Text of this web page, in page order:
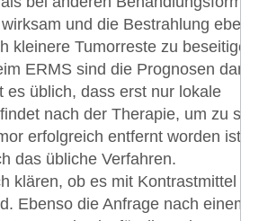
und die Bestrahlung
kleinere Tumorreste zu
ERMS sind die Prognosen dann
es üblich, dass erst nur lokale
nach der Therapie, um zu
erfolgreich entfernt worden ist.
das übliche Verfahren.
klären, ob es mit Kontrastmittel
Ebenso die Anfrage nach einem